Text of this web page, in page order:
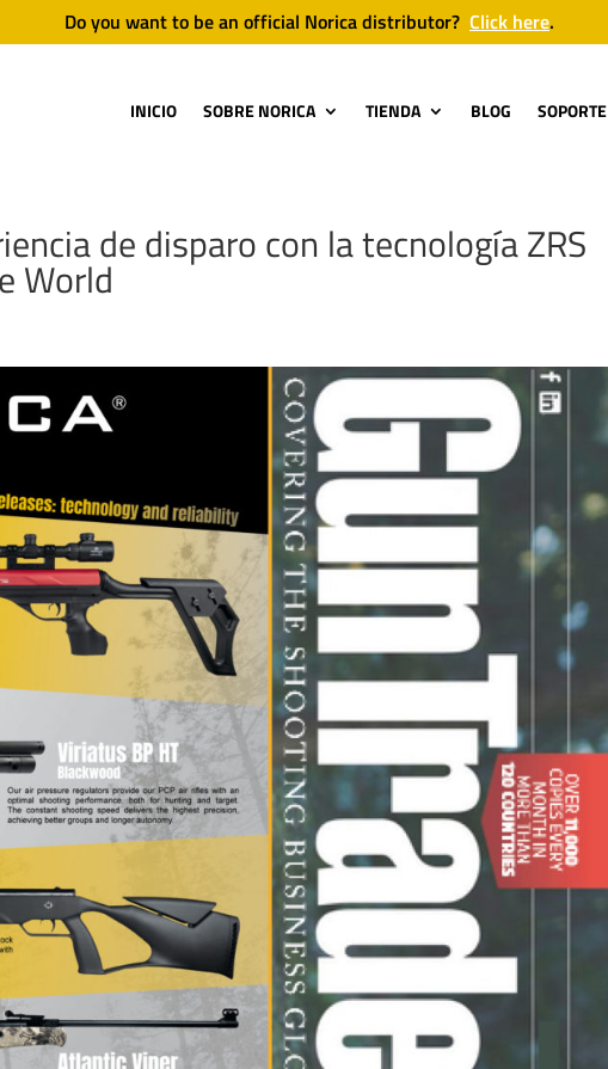
Do you want to be an official Norica distributor? Click here.
INICIO SOBRE NORICA TIENDA BLOG SOPORTE
de disparo con la tecnología ZRS
World